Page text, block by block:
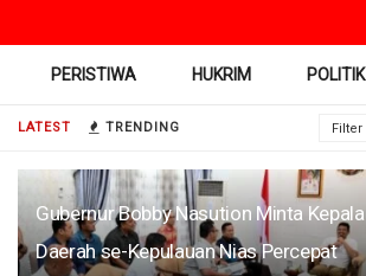
LATEST TRENDING Filter
Gubernur Bobby Nasution Minta Kepala
Daerah se-Kepulauan Nias Percepat
PERISTIWA HUKRIM POLITIK